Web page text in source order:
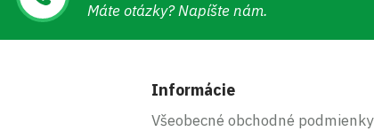
Máte otázky? Napíšte nám.
Informácie
Všeobecné obchodné podmienky